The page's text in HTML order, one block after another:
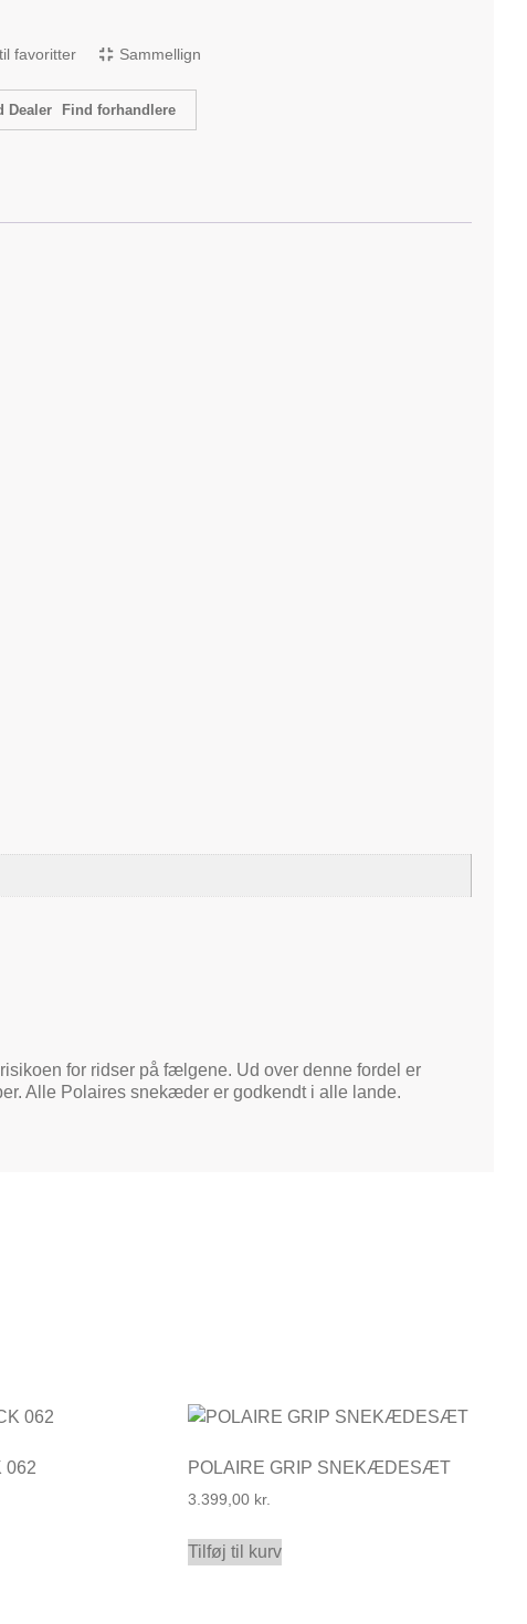
favoritter Sammellign
Find forhandlere
for ridser på fælgene. Ud over denne fordel er
Alle Polaires snekæder er godkendt i alle lande.
062 POLAIRE GRIP SNEKÆDESÆT
3.399,00 kr.
Tilføj til kurv